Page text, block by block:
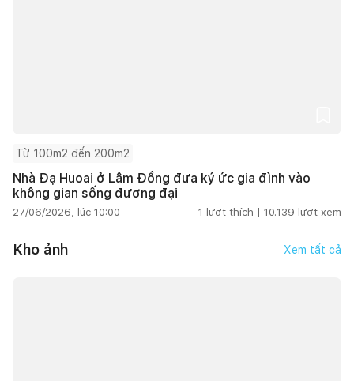
Từ 100m2 đến 200m2
Nhà Đạ Huoai ở Lâm Đồng đưa ký ức gia đình vào
không gian sống đương đại
27/06/2026, lúc 10:00 1 lượt thích | 10.139 lượt xem
Kho ảnh Xem tất cả